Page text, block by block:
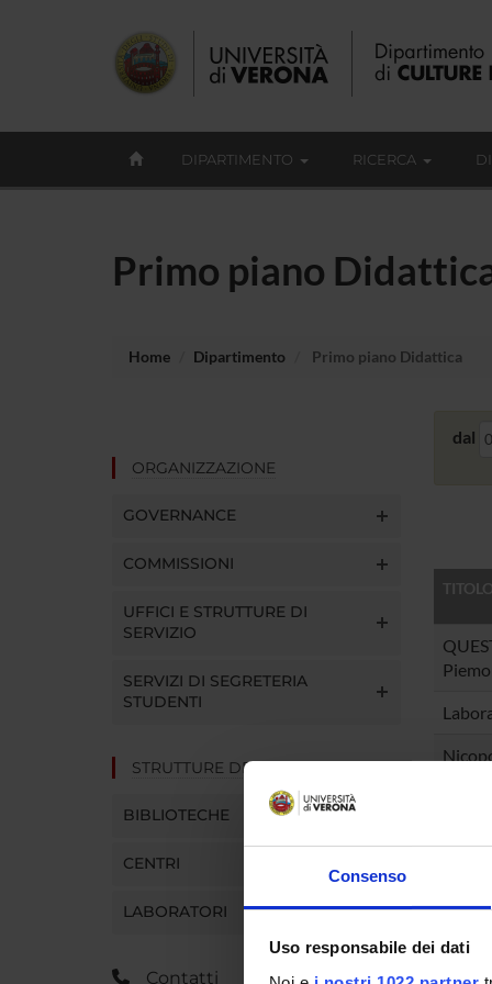
Consenso
Uso responsabile dei dati
DIPARTIMENTO RICERCA
Primo piano
Home Dipartimento Primo piano Didattica
ORGANIZZAZIONE
GOVERNANCE
COMMISSIONI
UFFICI E STRUTTURE DI
SERVIZIO
SERVIZI DI SEGRETERIA
STUDENTI
STRUTTURE DEL DIPARTIMENTO
BIBLIOTECHE
CENTRI
LABORATORI
Contatti
dal
TITOLO